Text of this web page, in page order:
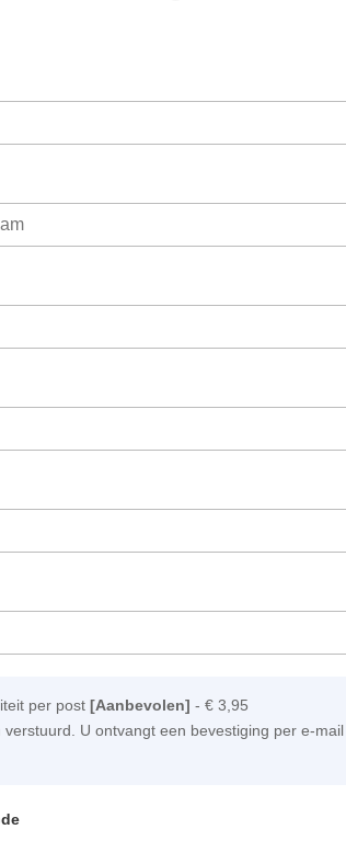
per post[Aanbevolen]-€ 3,95
U ontvangt een bevestiging per e-mail